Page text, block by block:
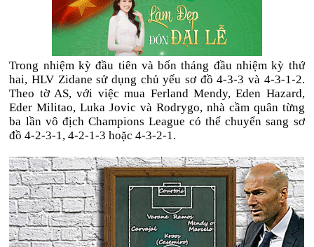
Trong nhiệm kỳ đầu tiên và bốn tháng đầu nhiệm kỳ thứ
hai, HLV Zidane sử dụng chủ yếu sơ đồ 4-3-3 và 4-3-1-2.
Theo tờ AS, với việc mua Ferland Mendy, Eden Hazard,
Eder Militao, Luka Jovic và Rodrygo, nhà cầm quân từng
ba lần vô địch Champions League có thể chuyển sang sơ
đồ 4-2-3-1, 4-2-1-3 hoặc 4-3-2-1.